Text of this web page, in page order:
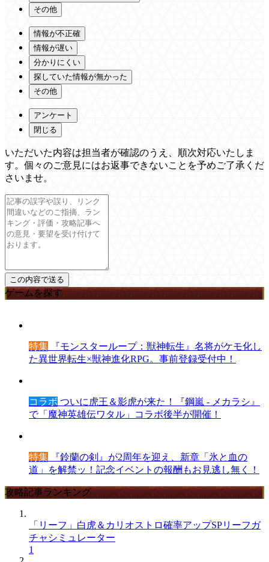
その他
情報が不正確
情報が遅い
分かりにくい
探していた情報が無かった
その他
アンケート
閉じる
いただいた内容は担当者が確認のうえ、順次対応いたしま
す。個々のご意見にはお返事できないことを予めご了承くだ
さいませ。
ゲームを探す
特集 『モンスターループ：獣神転生』名将がケモ化し
た異世界転生×獣神進化RPG。事前登録受付中！
コラボ ついに虎王＆影虎が来た！『鋼嵐 - メカラシ』
で「魔神英雄伝ワタル」コラボ後半が開催！
特集 『鈴蘭の剣』が2周年を迎え、新章「氷と血の
道」を解禁ッ！記念イベントの報酬もお見逃し無く！
攻略記事ランキング
「リーフ」白虎＆カリオストロ確率アップSPリーフガ
チャシミュレーター
1